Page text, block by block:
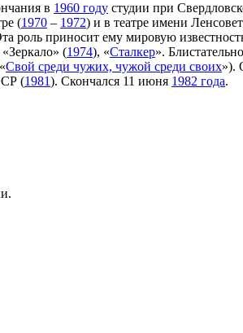
в 1960 году студии при
(1970 – 1972) и в театре имени
роль приносит ему мировую
(1974), «Сталкер».
Свой среди чужих, чужой среди своих»).
(1981). Скончался 11 июня 1982 года.